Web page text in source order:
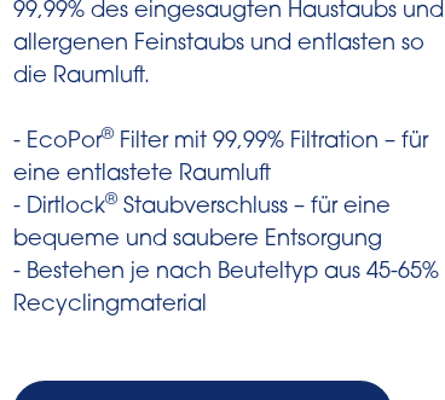
99,99% des eingesaugten Haustaubs und
allergenen Feinstaubs und entlasten so
die Raumluft.
- EcoPor® Filter mit 99,99% Filtration – für
eine entlastete Raumluft
- Dirtlock® Staubverschluss – für eine
bequeme und saubere Entsorgung
- Bestehen je nach Beuteltyp aus 45-65%
Recyclingmaterial